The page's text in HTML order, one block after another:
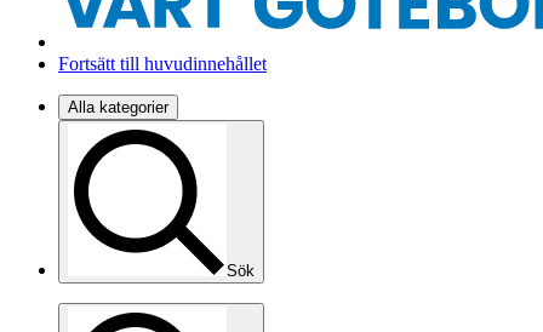
Fortsätt till huvudinnehållet
Alla kategorier
Sök